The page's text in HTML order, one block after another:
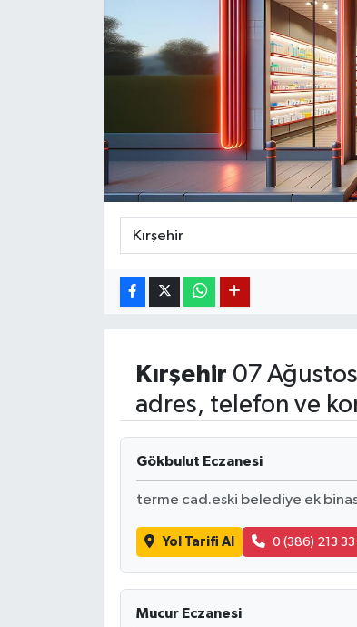
Kırşehir 07
adres, telefon ve
Gökbulut Eczanesi
terme cad.eski belediye ek
Yol Tarifi Al 0 (386) 213
Mucur Eczanesi
Magazin